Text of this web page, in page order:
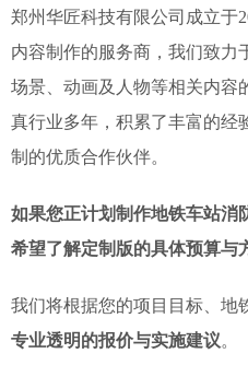
郑州华匠科技有限公司成立于
内容制作的服务商，我们致力
场景、动画及人物等相关内容
真行业多年，积累了丰富的经
制的优质合作伙伴。
如果您正计划制作地铁车站消
希望了解定制版的具体预算与
我们将根据您的项目目标、地
专业透明的报价与实施建议。